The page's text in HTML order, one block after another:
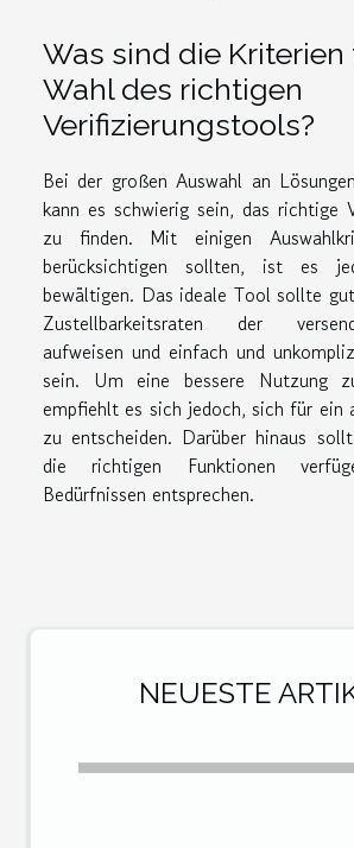
Was sind die Kriterien
Wahl des richtigen
Verifizierungstools?
Bei der großen Auswahl an
kann es schwierig sein, das richtige
zu finden. Mit einigen
berücksichtigen sollten, ist es
bewältigen. Das ideale Tool sollte
Zustellbarkeitsraten der
aufweisen und einfach und
sein. Um eine bessere Nutzung
empfiehlt es sich jedoch, sich für ein
zu entscheiden. Darüber hinaus
die richtigen Funktionen
Bedürfnissen entsprechen.
NEUESTE